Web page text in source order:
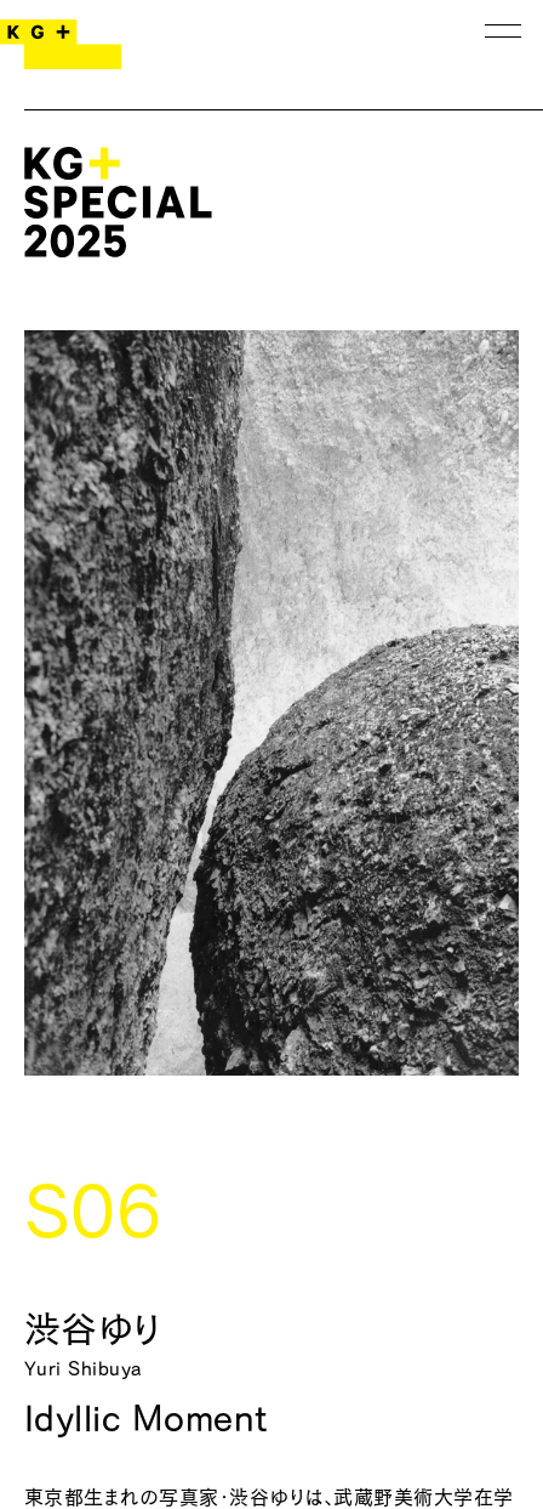
S06
渋谷ゆり
Yuri Shibuya
Idyllic Moment
東京都生まれの写真家・渋谷ゆりは、武蔵野美術大学在学